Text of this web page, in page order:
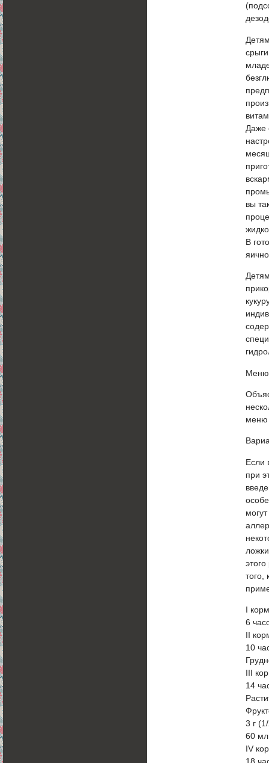
Даже
вы
В
Меню
меню
Если
при
того,
I
6
II
10
III
14
3 г
60 мл
IV